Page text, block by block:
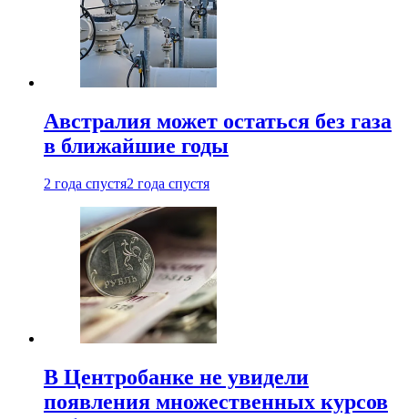
Австралия может остаться без газа
в ближайшие годы
2 года спустя2 года спустя
В Центробанке не увидели
появления множественных курсов